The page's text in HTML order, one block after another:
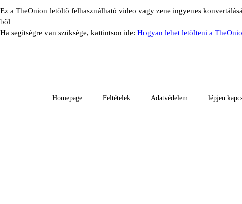
Ez a TheOnion letöltő felhasználható video vagy zene ingyenes
ből
Ha segítségre van szüksége, kattintson ide: Hogyan lehet letölteni a
Homepage Feltételek Adatvédelem lépjen